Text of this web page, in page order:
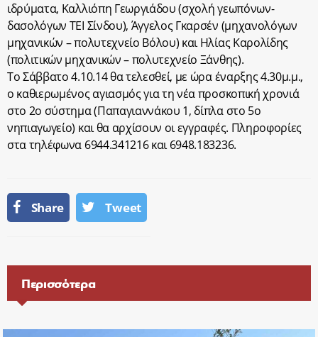
ιδρύματα, Καλλιόπη Γεωργιάδου (σχολή γεωπόνων-
δασολόγων ΤΕΙ Σίνδου), Άγγελος Γκαρσέν (μηχανολόγων
μηχανικών – πολυτεχνείο Βόλου) και Ηλίας Καρολίδης
(πολιτικών μηχανικών – πολυτεχνείο Ξάνθης).
Το Σάββατο 4.10.14 θα τελεσθεί, με ώρα έναρξης 4.30μ.μ.,
ο καθιερωμένος αγιασμός για τη νέα προσκοπική χρονιά
στο 2ο σύστημα (Παπαγιαννάκου 1, δίπλα στο 5ο
νηπιαγωγείο) και θα αρχίσουν οι εγγραφές. Πληροφορίες
στα τηλέφωνα 6944.341216 και 6948.183236.
Share Tweet
Περισσότερα